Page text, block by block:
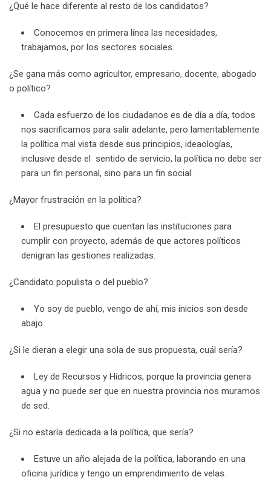
¿Qué le hace diferente al resto de los candidatos?
Conocemos en primera línea las necesidades,
trabajamos, por los sectores sociales.
¿Se gana más como agricultor, empresario, docente, abogado
o político?
Cada esfuerzo de los ciudadanos es de día a día, todos
nos sacrificamos para salir adelante, pero lamentablemente
la política mal vista desde sus principios, ideaologías,
inclusive desde el sentido de servicio, la política no debe ser
para un fin personal, sino para un fin social.
¿Mayor frustración en la política?
El presupuesto que cuentan las instituciones para
cumplir con proyecto, además de que actores políticos
denigran las gestiones realizadas.
¿Candidato populista o del pueblo?
Yo soy de pueblo, vengo de ahí, mis inicios son desde
abajo.
¿Si le dieran a elegir una sola de sus propuesta, cuál sería?
Ley de Recursos y Hídricos, porque la provincia genera
agua y no puede ser que en nuestra provincia nos muramos
de sed.
¿Si no estaría dedicada a la política, que sería?
Estuve un año alejada de la política, laborando en una
oficina jurídica y tengo un emprendimiento de velas.